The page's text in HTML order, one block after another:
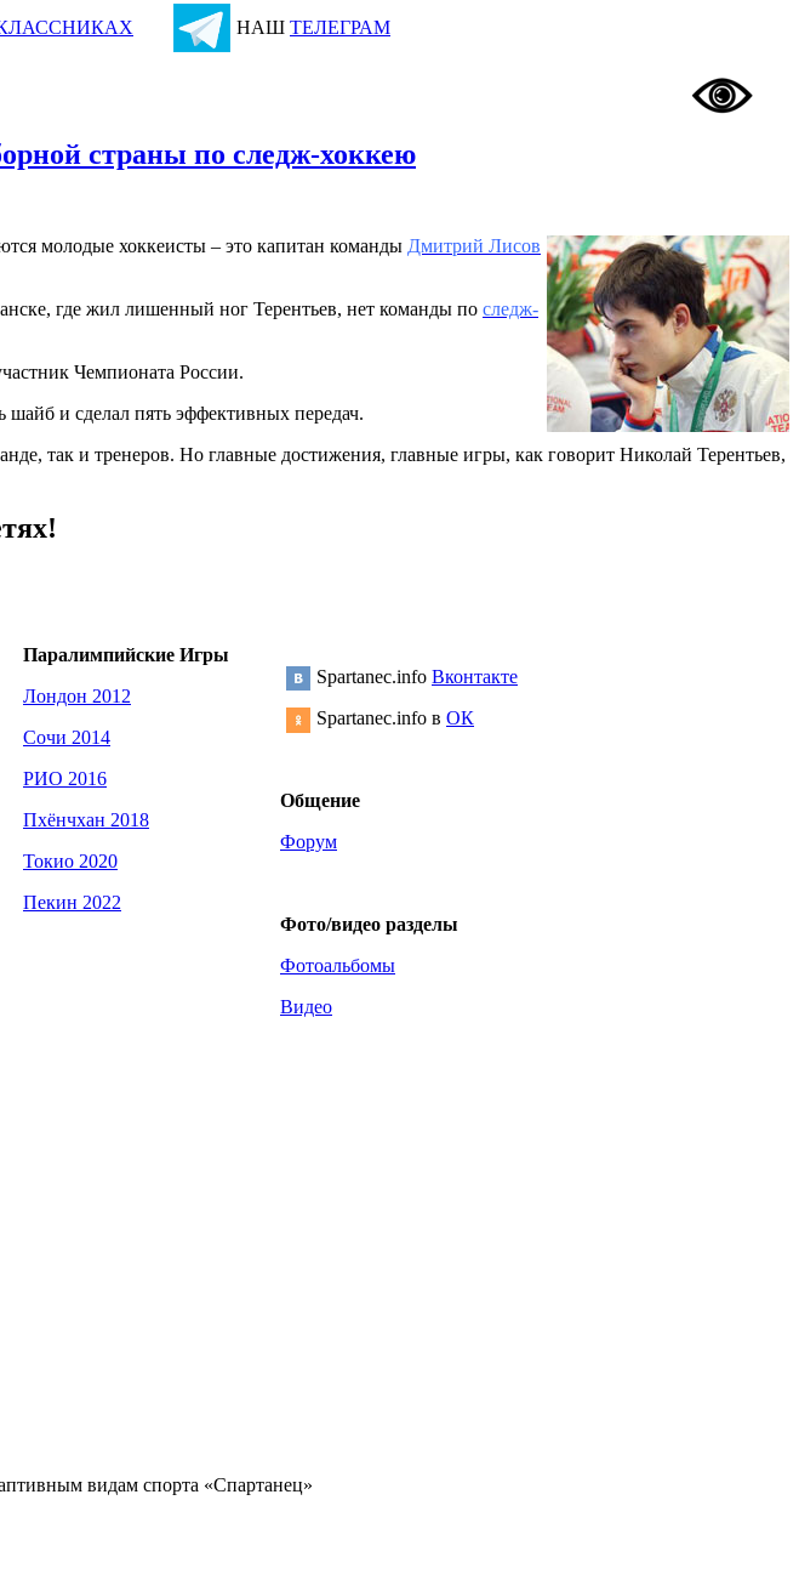
НАШ ТЕЛЕГРАМ
страны по следж-хоккею
молодые хоккеисты – это капитан команды Дмитрий Лисов
где жил лишенный ног Терентьев, нет команды по следж-
Чемпионата России.
шайб и сделал пять эффективных передач.
так и тренеров. Но главные достижения, главные игры, как говорит Николай Терентьев,
Паралимпийские Игры
Лондон 2012
Сочи 2014
РИО 2016
Пхёнчхан 2018
Токио 2020
Пекин 2022
Spartanec.info Вконтакте
Spartanec.info в ОК
Общение
Форум
Фото/видео разделы
Фотоальбомы
Видео
видам спорта «Спартанец»